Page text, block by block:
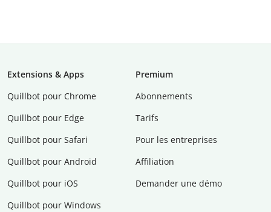
Extensions & Apps
Quillbot pour Chrome
Quillbot pour Edge
Quillbot pour Safari
Quillbot pour Android
Quillbot pour iOS
Quillbot pour Windows
Premium
Abonnements
Tarifs
Pour les entreprises
Affiliation
Demander une démo